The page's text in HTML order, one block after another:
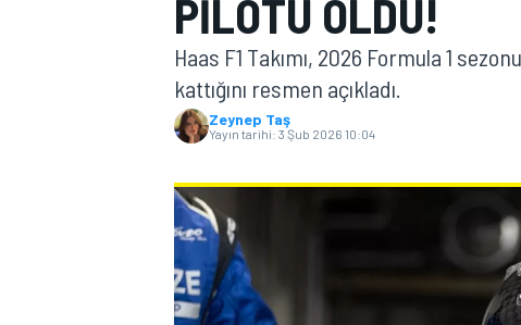
MOTOGP
PILOTU OLDU!
Haas F1 Takımı, 2026 Formula 1
kattığını resmen açıkladı.
Zeynep Taş
Yayın tarihi: 3 Şub 2026 10:04